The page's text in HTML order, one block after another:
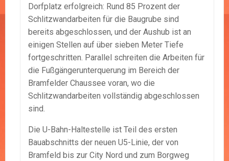
Dorfplatz erfolgreich: Rund 85 Prozent der
Schlitzwandarbeiten für die Baugrube sind
bereits abgeschlossen, und der Aushub ist an
einigen Stellen auf über sieben Meter Tiefe
fortgeschritten. Parallel schreiten die Arbeiten für
die Fußgängerunterquerung im Bereich der
Bramfelder Chaussee voran, wo die
Schlitzwandarbeiten vollständig abgeschlossen
sind.
Die U-Bahn-Haltestelle ist Teil des ersten
Bauabschnitts der neuen U5-Linie, der von
Bramfeld bis zur City Nord und zum Borgweg